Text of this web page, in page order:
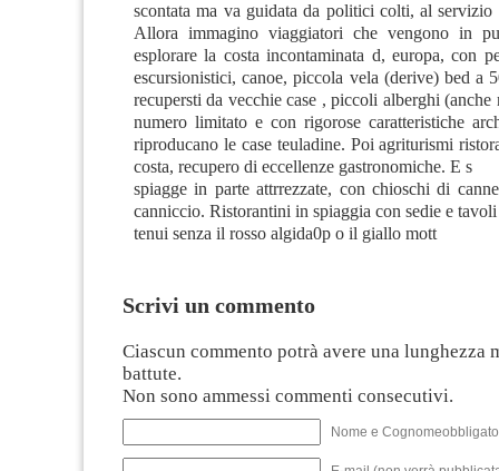
scontata ma va guidata da politici colti, al servizio
Allora immagino viaggiatori che vengono in
esplorare la costa incontaminata d, europa, con
escursionistici, canoe, piccola vela (derive) bed a
recupersti da vecchie case , piccoli alberghi
numero limitato e con rigorose caratteristiche
riproducano le case teuladine. Poi agriturismi
costa, recupero di eccellenze gastronomiche. E s
spiagge in parte attrrezzate, con chioschi di
canniccio. Ristorantini in spiaggia con sedie e
tenui senza il rosso algida0p o il giallo mott
Scrivi un commento
Ciascun commento potrà avere una lunghezza
battute.
Non sono ammessi commenti consecutivi.
Nome e